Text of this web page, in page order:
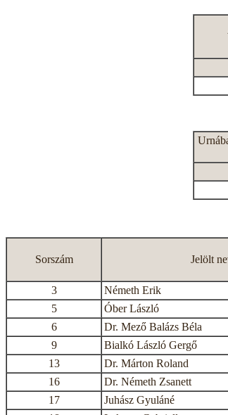
Sorszám Jelölt
3 Németh Erik
5
Óber László
6
Dr. Mező Balázs Béla
9
Bialkó László Gergő
13
Dr. Márton Roland
16
Dr. Németh Zsanett
17
Juhász Gyuláné